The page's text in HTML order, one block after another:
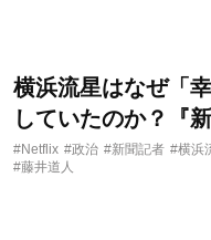
横浜流星はなぜ「
していたのか？『
#Netflix #政治 #新聞記者 #横浜
#藤井道人